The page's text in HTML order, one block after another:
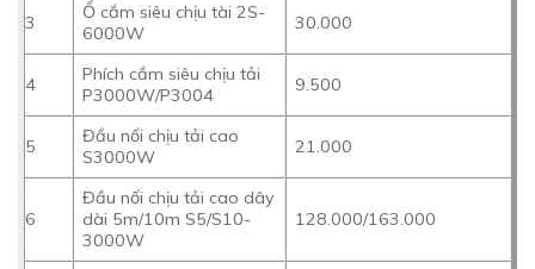
3
Ổ cắm siêu chịu tài 2S-
6000W
30.000
4
Phích cắm siêu chịu tải
P3000W/P3004
9.500
5
Đầu nối chịu tải cao
S3000W
21.000
6
Đầu nối chịu tải cao dây
dài 5m/10m S5/S10-
3000W
128.000/163.000